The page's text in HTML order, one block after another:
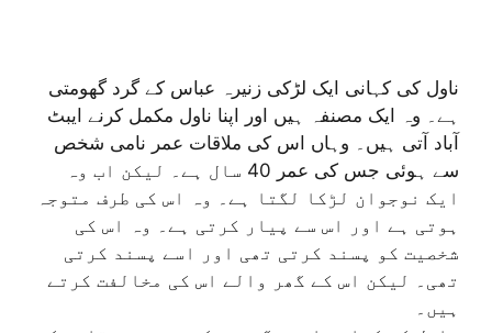
ناول کی کہانی ایک لڑکی زنیرہ عباس کے گرد گھومتی
ہے۔ وہ ایک مصنفہ ہیں اور اپنا ناول مکمل کرنے ایبٹ
آباد آتی ہیں۔ وہاں اس کی ملاقات عمر نامی شخص
سے ہوئی جس کی عمر 40 سال ہے۔ لیکن اب وہ
ایک نوجوان لڑکا لگتا ہے۔ وہ اس کی طرف متوجہ
ہوتی ہے اور اس سے پیار کرتی ہے۔ وہ اس کی
شخصیت کو پسند کرتی تھی اور اسے پسند کرتی
تھی۔ لیکن اس کے گھر والے اس کی مخالفت کرتے
ہیں۔